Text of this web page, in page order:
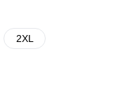
2XL